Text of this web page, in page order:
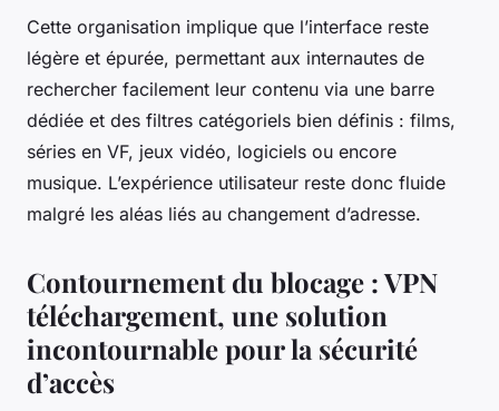
Cette organisation implique que l’interface reste
légère et épurée, permettant aux internautes de
rechercher facilement leur contenu via une barre
dédiée et des filtres catégoriels bien définis : films,
séries en VF, jeux vidéo, logiciels ou encore
musique. L’expérience utilisateur reste donc fluide
malgré les aléas liés au changement d’adresse.
Contournement du blocage : VPN
téléchargement, une solution
incontournable pour la sécurité
d’accès